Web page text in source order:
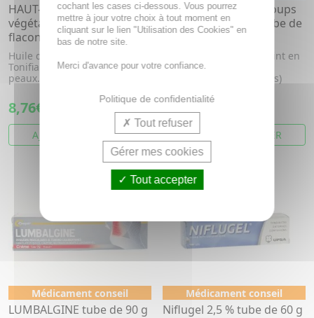
HAUT-SEGALA Huile
végétale d'Arnica BIO
flacon 50ml
Huile d'Arnica biologique.
Tonifiante. Tous types de
peaux.
8,76€
AJOUTER AU PANIER
HEMOCLAR Crème coups
bleus bosses 0,5% tube de
30 g
Traitement local d'appoint en
traumatologie bénigne
(ecchymoses, contusions)
6,50€
AJOUTER AU PANIER
Médicament conseil
LUMBALGINE tube de 90 g
Médicament conseil
Niflugel 2,5 % tube de 60 g
cochant les cases ci-dessous. Vous pourrez
mettre à jour votre choix à tout moment en
cliquant sur le lien "Utilisation des Cookies" en
bas de notre site.
Merci d'avance pour votre confiance.
Politique de confidentialité
Tout refuser
Gérer mes cookies
Tout accepter